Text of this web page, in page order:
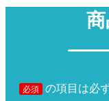
必須
の項目は必